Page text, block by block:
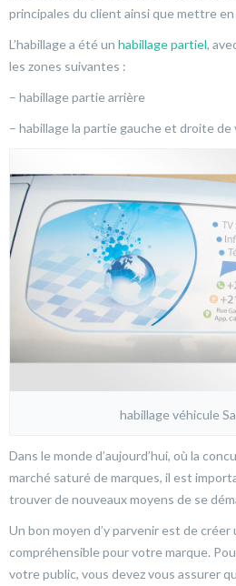
principales du client ainsi que mettre
L’habillage a été un habillage partiel,
les zones suivantes :
– habillage partie arrière
– habillage la partie gauche et droite de
habillage véhicule
Dans le monde d’aujourd’hui, où la
marché saturé de marques, il est
trouver de nouveaux moyens de se
Un bon moyen d’y parvenir est de créer
compréhensible pour votre marque.
votre public, vous devez vous assurer